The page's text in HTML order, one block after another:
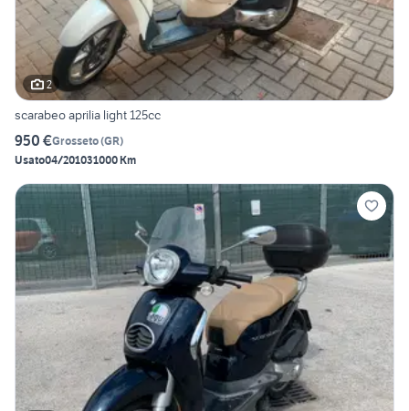
2
scarabeo aprilia light 125cc
950 €Grosseto(GR)
Usato04/201031000 Km